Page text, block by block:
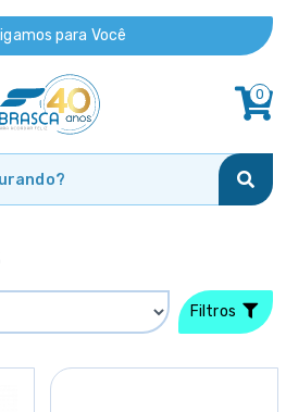
para Você
0
Filtros